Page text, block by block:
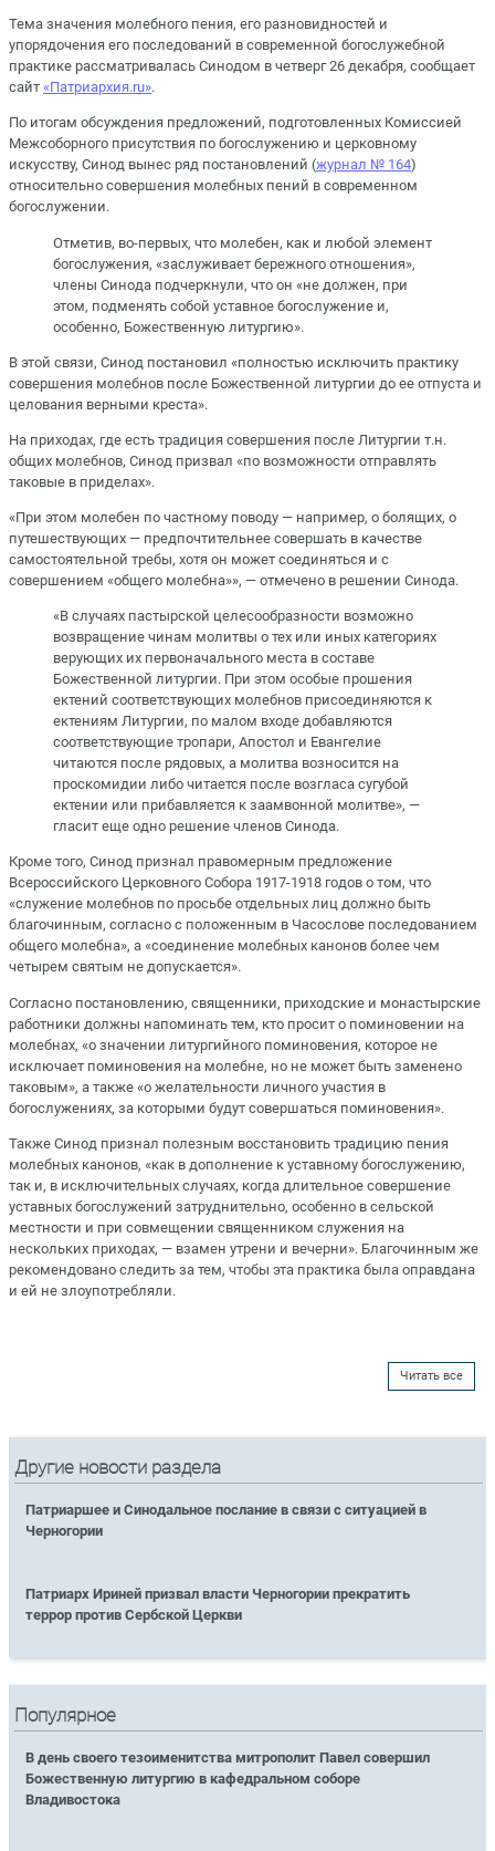
Тема значения молебного пения, его разновидностей и
упорядочения его последований в современной богослужебной
практике рассматривалась Синодом в четверг 26 декабря, сообщает
сайт «Патриархия.ru».
По итогам обсуждения предложений, подготовленных Комиссией
Межсоборного присутствия по богослужению и церковному
искусству, Синод вынес ряд постановлений (журнал № 164)
относительно совершения молебных пений в современном
богослужении.
Отметив, во-первых, что молебен, как и любой элемент
богослужения, «заслуживает бережного отношения»,
члены Синода подчеркнули, что он «не должен, при
этом, подменять собой уставное богослужение и,
особенно, Божественную литургию».
В этой связи, Синод постановил «полностью исключить практику
совершения молебнов после Божественной литургии до ее отпуста и
целования верными креста».
На приходах, где есть традиция совершения после Литургии т.н.
общих молебнов, Синод призвал «по возможности отправлять
таковые в приделах».
«При этом молебен по частному поводу — например, о болящих, о
путешествующих — предпочтительнее совершать в качестве
самостоятельной требы, хотя он может соединяться и с
совершением «общего молебна»», — отмечено в решении Синода.
«В случаях пастырской целесообразности возможно
возвращение чинам молитвы о тех или иных категориях
верующих их первоначального места в составе
Божественной литургии. При этом особые прошения
ектений соответствующих молебнов присоединяются к
ектениям Литургии, по малом входе добавляются
соответствующие тропари, Апостол и Евангелие
читаются после рядовых, а молитва возносится на
проскомидии либо читается после возгласа сугубой
ектении или прибавляется к заамвонной молитве», —
гласит еще одно решение членов Синода.
Кроме того, Синод признал правомерным предложение
Всероссийского Церковного Собора 1917-1918 годов о том, что
«служение молебнов по просьбе отдельных лиц должно быть
благочинным, согласно с положенным в Часослове последованием
общего молебна», а «соединение молебных канонов более чем
четырем святым не допускается».
Согласно постановлению, священники, приходские и монастырские
работники должны напоминать тем, кто просит о поминовении на
молебнах, «о значении литургийного поминовения, которое не
исключает поминовения на молебне, но не может быть заменено
таковым», а также «о желательности личного участия в
богослужениях, за которыми будут совершаться поминовения».
Также Синод признал полезным восстановить традицию пения
молебных канонов, «как в дополнение к уставному богослужению,
так и, в исключительных случаях, когда длительное совершение
уставных богослужений затруднительно, особенно в сельской
местности и при совмещении священником служения на
нескольких приходах, — взамен утрени и вечерни». Благочинным же
рекомендовано следить за тем, чтобы эта практика была оправдана
и ей не злоупотребляли.
Читать все
Другие новости раздела
Патриаршее и Синодальное послание в связи с ситуацией в
Черногории
Патриарх Ириней призвал власти Черногории прекратить
террор против Сербской Церкви
Популярное
В день своего тезоименитства митрополит Павел совершил
Божественную литургию в кафедральном соборе
Владивостока